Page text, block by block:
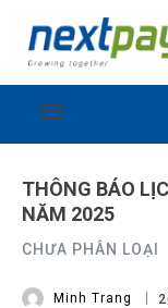
THÔNG BÁO
NĂM 2025
CHƯA PHÂN LOẠI
Minh Trang